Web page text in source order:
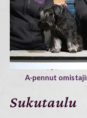
A-pennut
Sukutaulu